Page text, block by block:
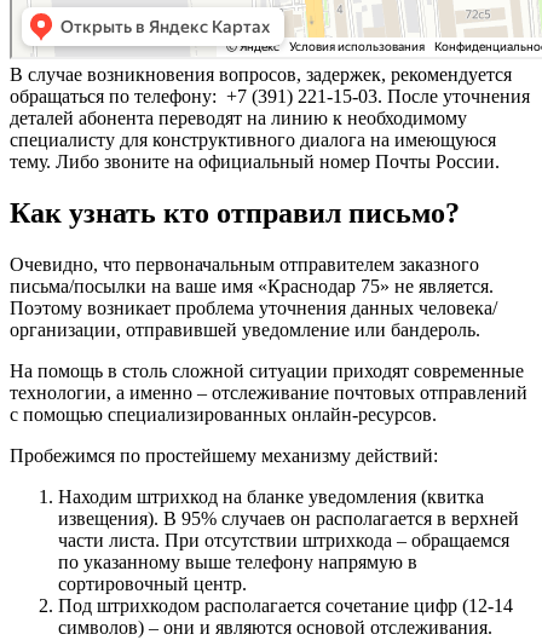
В случае возникновения вопросов, задержек, рекомендуется
обращаться по телефону: +7 (391) 221-15-03. После уточнения
деталей абонента переводят на линию к необходимому
специалисту для конструктивного диалога на имеющуюся
тему. Либо звоните на официальный номер Почты России.
Как узнать кто отправил письмо?
Очевидно, что первоначальным отправителем заказного
письма/посылки на ваше имя «Краснодар 75» не является.
Поэтому возникает проблема уточнения данных человека/
организации, отправившей уведомление или бандероль.
На помощь в столь сложной ситуации приходят современные
технологии, а именно – отслеживание почтовых отправлений
с помощью специализированных онлайн-ресурсов.
Пробежимся по простейшему механизму действий:
Находим штрихкод на бланке уведомления (квитка
извещения). В 95% случаев он располагается в верхней
части листа. При отсутствии штрихкода – обращаемся
по указанному выше телефону напрямую в
сортировочный центр.
Под штрихкодом располагается сочетание цифр (12-14
символов) – они и являются основой отслеживания.